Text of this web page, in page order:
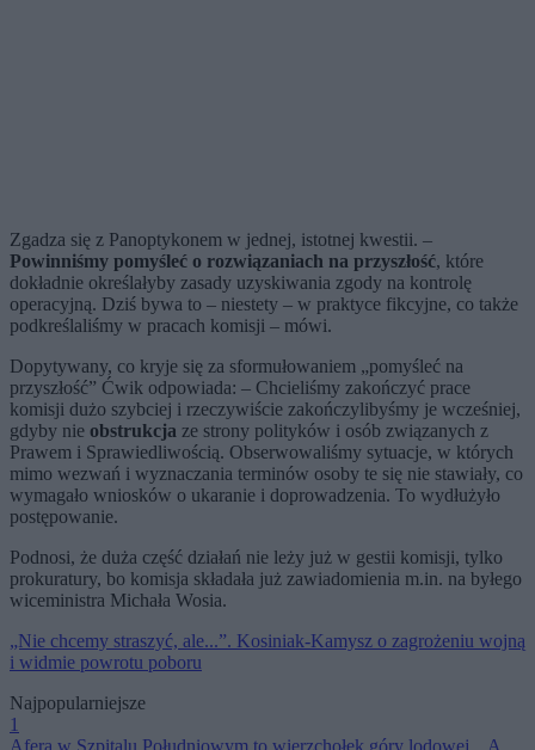
Zgadza się z Panoptykonem w jednej, istotnej kwestii. –
Powinniśmy pomyśleć o rozwiązaniach na przyszłość, które
dokładnie określałyby zasady uzyskiwania zgody na kontrolę
operacyjną. Dziś bywa to – niestety – w praktyce fikcyjne, co także
podkreślaliśmy w pracach komisji – mówi.
Dopytywany, co kryje się za sformułowaniem „pomyśleć na
przyszłość” Ćwik odpowiada: – Chcieliśmy zakończyć prace
komisji dużo szybciej i rzeczywiście zakończylibyśmy je wcześniej,
gdyby nie obstrukcja ze strony polityków i osób związanych z
Prawem i Sprawiedliwością. Obserwowaliśmy sytuacje, w których
mimo wezwań i wyznaczania terminów osoby te się nie stawiały, co
wymagało wniosków o ukaranie i doprowadzenia. To wydłużyło
postępowanie.
Podnosi, że duża część działań nie leży już w gestii komisji, tylko
prokuratury, bo komisja składała już zawiadomienia m.in. na byłego
wiceministra Michała Wosia.
„Nie chcemy straszyć, ale...”. Kosiniak-Kamysz o zagrożeniu wojną
i widmie powrotu poboru
Najpopularniejsze
1
Afera w Szpitalu Południowym to wierzchołek góry lodowej. „A